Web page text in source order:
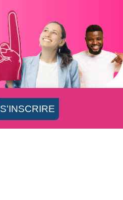
S'INSCRIRE